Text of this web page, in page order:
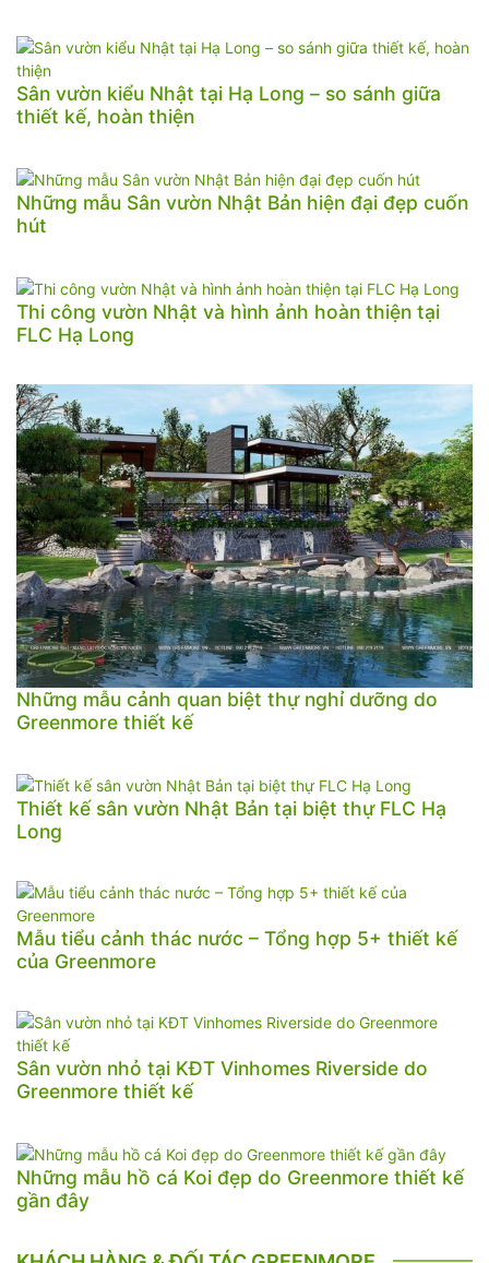
Sân vườn kiểu Nhật tại Hạ Long – so sánh giữa
thiết kế, hoàn thiện
Những mẫu Sân vườn Nhật Bản hiện đại đẹp cuốn
hút
Thi công vườn Nhật và hình ảnh hoàn thiện tại
FLC Hạ Long
Những mẫu cảnh quan biệt thự nghỉ dưỡng do
Greenmore thiết kế
Thiết kế sân vườn Nhật Bản tại biệt thự FLC Hạ
Long
Mẫu tiểu cảnh thác nước – Tổng hợp 5+ thiết kế
của Greenmore
Sân vườn nhỏ tại KĐT Vinhomes Riverside do
Greenmore thiết kế
Những mẫu hồ cá Koi đẹp do Greenmore thiết kế
gần đây